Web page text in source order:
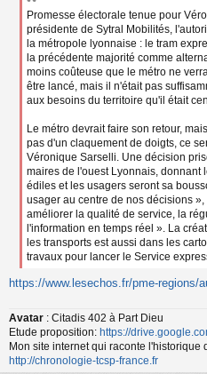
Promesse électorale tenue pour
présidente de Sytral Mobilités,
la métropole lyonnaise : le tram
la précédente majorité comme
moins coûteuse que le métro ne
être lancé, mais il n'était pas
aux besoins du territoire qu'il était
Le métro devrait faire son retour,
pas d'un claquement de doigts, ce
Véronique Sarselli. Une décision
maires de l'ouest Lyonnais, donnant
édiles et les usagers seront sa
usager au centre de nos décisions
améliorer la qualité de service, la
l'information en temps réel ». La
les transports est aussi dans les
travaux pour lancer le Service
https://www.lesechos.fr/pme-regions/
Avatar : Citadis 402 à Part Dieu
Etude proposition: https://
Mon site internet qui raconte l'historique
http://chronologie-tcsp-france.fr